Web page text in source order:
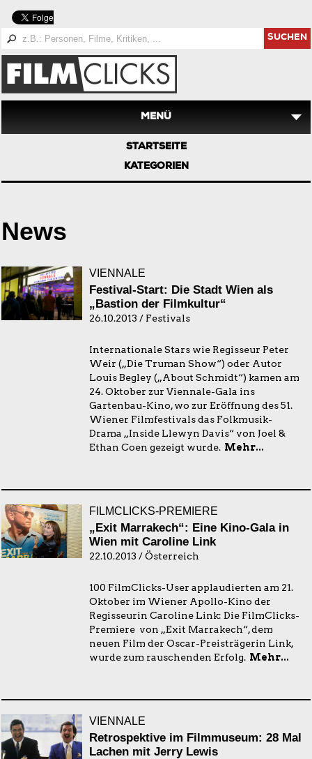
SUCHEN
MENÜ
STARTSEITE
KATEGORIEN
News
VIENNALE
Festival-Start: Die Stadt Wien als
„Bastion der Filmkultur“
26.10.2013 / Festivals
Internationale Stars wie Regisseur Peter
Weir („Die Truman Show“) oder Autor
Louis Begley („About Schmidt“) kamen am
24. Oktober zur Viennale-Gala ins
Gartenbau-Kino, wo zur Eröffnung des 51.
Wiener Filmfestivals das Folkmusik-
Drama „Inside Llewyn Davis“ von Joel &
Ethan Coen gezeigt wurde. Mehr...
FILMCLICKS-PREMIERE
„Exit Marrakech“: Eine Kino-Gala in
Wien mit Caroline Link
22.10.2013 / Österreich
100 FilmClicks-User applaudierten am 21.
Oktober im Wiener Apollo-Kino der
Regisseurin Caroline Link: Die FilmClicks-
Premiere von „Exit Marrakech“, dem
neuen Film der Oscar-Preisträgerin Link,
wurde zum rauschenden Erfolg. Mehr...
VIENNALE
Retrospektive im Filmmuseum: 28 Mal
Lachen mit Jerry Lewis